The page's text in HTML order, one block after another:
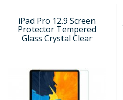
iPad Pro 12.9 Screen
Protector Tempered
Glass Crystal Clear